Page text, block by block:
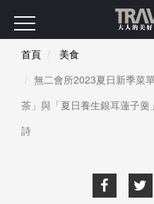
首頁
美食
無二會所2023夏日新季菜
茶」與「夏日養生銀耳蓮子
詩